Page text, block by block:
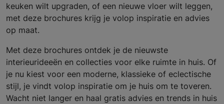
keuken wilt upgraden, of een nieuwe vloer wilt leggen,
met deze brochures krijg je volop inspiratie en advies
op maat.
Met deze brochures ontdek je de nieuwste
interieurideeën en collecties voor elke ruimte in huis. Of
je nu kiest voor een moderne, klassieke of eclectische
stijl, je vindt volop inspiratie om je huis om te toveren.
Wacht niet langer en haal gratis advies en trends in huis